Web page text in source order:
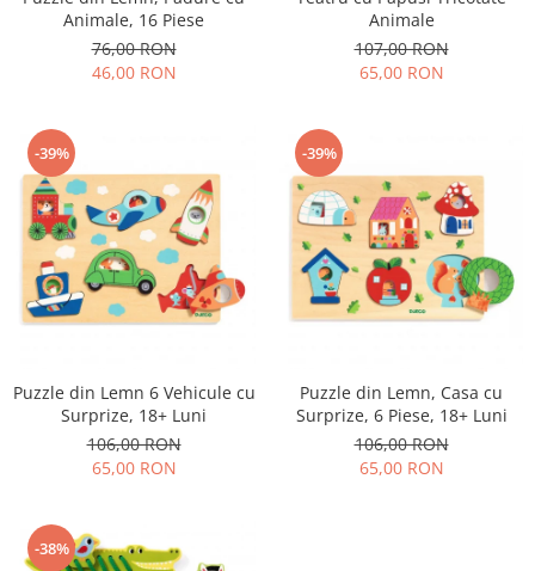
Animale, 16 Piese
76,00 RON
46,00 RON
Animale
107,00 RON
65,00 RON
-39%
Puzzle din Lemn 6 Vehicule cu
Surprize, 18+ Luni
106,00 RON
65,00 RON
-39%
Puzzle din Lemn, Casa cu
Surprize, 6 Piese, 18+ Luni
106,00 RON
65,00 RON
-38%